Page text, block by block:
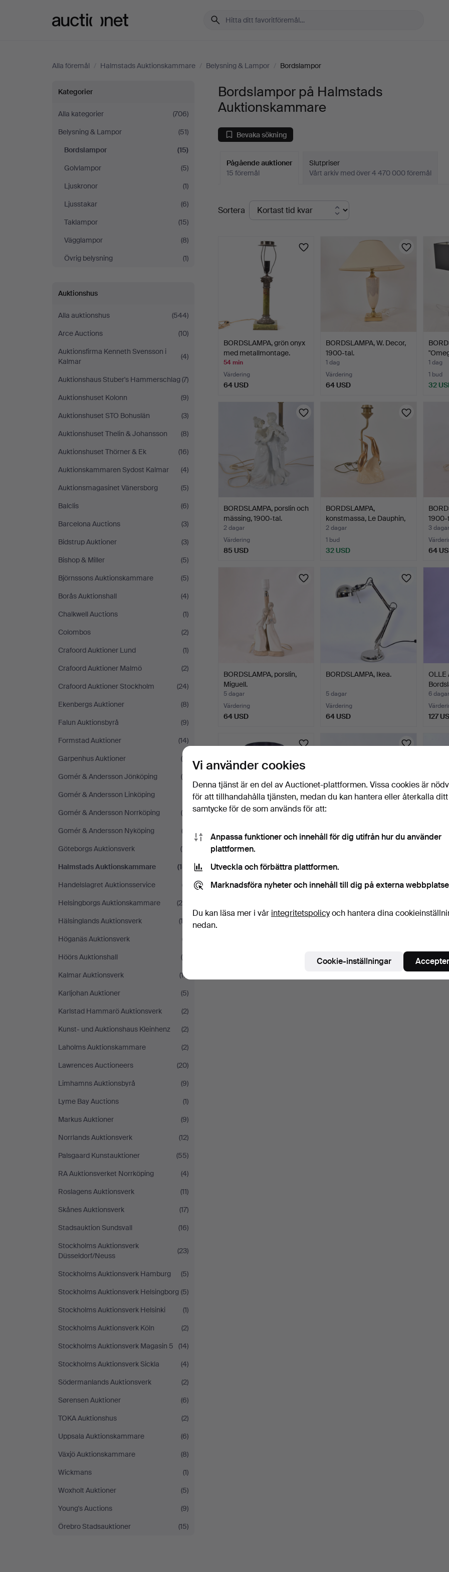
Alla föremål / Halmstads Auktionskammare / Belysning & Lampor / Bordslampor
Bordslampor
på
Halmstads
Auktionskammare
Kategorier
Alla kategorier
(706)
Belysning & Lampor
(51)
Bordslampor
(15)
Golvlampor
(5)
Ljuskronor
(1)
Ljusstakar
(6)
Taklampor
(15)
Vägglampor
(8)
Övrig belysning
(1)
Auktionshus
Alla auktionshus
(544)
Arce Auctions
(10)
Auktionsfirma Kenneth Svensson i
Kalmar
(4)
Auktionshaus Stuber's Hammerschlag(7)
Auktionshuset Kolonn
(9)
Auktionshuset STO Bohuslän
(3)
Auktionshuset Thelin & Johansson
(8)
Auktionshuset Thörner & Ek
(16)
Auktionskammaren Sydost Kalmar
(4)
Auktionsmagasinet Vänersborg
(5)
Balclis
(6)
Barcelona Auctions
(3)
Bidstrup Auktioner
(3)
Bishop & Miller
(5)
Björnssons Auktionskammare
(5)
Borås Auktionshall
(4)
Chalkwell Auctions
(1)
Colombos
(2)
Crafoord Auktioner Lund
(1)
Crafoord Auktioner Malmö
(2)
Crafoord Auktioner Stockholm
(24)
Ekenbergs Auktioner
(8)
Falun Auktionsbyrå
(9)
Formstad Auktioner
(14)
Garpenhus Auktioner
(4)
Gomér & Andersson Jönköping
(4)
Gomér & Andersson Linköping
Gomér & Andersson Norrköping
(5)
Gomér & Andersson Nyköping
(3)
Göteborgs Auktionsverk
(11)
Halmstads Auktionskammare
(15)
Handelslagret Auktionsservice
(7)
Helsingborgs Auktionskammare
(26)
Hälsinglands Auktionsverk
(12)
Höganäs Auktionsverk
(7)
Höörs Auktionshall
(6)
Kalmar Auktionsverk
(17)
Karljohan Auktioner
(5)
Karlstad Hammarö Auktionsverk
(2)
Kunst- und Auktionshaus Kleinhenz
(2)
Laholms Auktionskammare
(2)
Lawrences Auctioneers
(20)
Limhamns Auktionsbyrå
(9)
Lyme Bay Auctions
(1)
Markus Auktioner
(9)
Norrlands Auktionsverk
(12)
Palsgaard Kunstauktioner
(55)
RA Auktionsverket Norrköping
(4)
Roslagens Auktionsverk
(11)
Skånes Auktionsverk
(17)
Stadsauktion Sundsvall
(16)
Stockholms Auktionsverk
Düsseldorf/Neuss
(23)
Stockholms Auktionsverk Hamburg
(5)
Stockholms Auktionsverk Helsingborg (5)
Stockholms Auktionsverk Helsinki
(1)
Stockholms Auktionsverk Köln
(2)
Stockholms Auktionsverk Magasin 5
(14)
Stockholms Auktionsverk Sickla
(4)
Södermanlands Auktionsverk
(2)
Sørensen Auktioner
(6)
TOKA Auktionshus
(2)
Uppsala Auktionskammare
(6)
Växjö Auktionskammare
(8)
Wickmans
(1)
Woxholt Auktioner
(5)
Young's Auctions
(9)
Örebro Stadsauktioner
(15)
Bordslampor på Halmstads
Auktionskammare
Bevaka sökning
Pågående auktioner
15 föremål
Slutpriser
Vårt arkiv med över 4 470 000 föremål
Pågående
auktioner
Sortera
BORDSLAMPA, grön onyx
med metallmontage.
54 min
Värdering
64 USD
BORDSLAMPA, W. Decor,
1900-tal.
1 dag
Värdering
64 USD
1 dag
1 bud
32
BORDSLAMPA, porslin och
mässing, 1900-tal.
2 dagar
Värdering
85 USD
BORDSLAMPA,
konstmassa, Le Dauphin,
Frankr…
2 dagar
1 bud
32 USD
3 dagar
64
BORDSLAMPA, porslin,
Miguell.
5 dagar
Värdering
64 USD
BORDSLAMPA, Ikea.
5 dagar
Värdering
64 USD
OLLE
po…
6 dagar
127
BORDSLAMPA,
svartlackerad metall med
Värdering
64 USD
BORDSLAMPOR, 1-par,
Värdering
148 USD 64
Vi använder cookies
Denna tjänst är en del av Auctionet-plattformen. Vissa cookies är
för att tillhandahålla tjänsten, medan du kan hantera eller återkalla ditt
samtycke för de som används för att:
Anpassa funktioner och innehåll för dig utifrån hur du använder
plattformen.
Utveckla och förbättra plattformen.
Marknadsföra nyheter och innehåll till dig på externa
Du kan läsa mer i vår integritetspolicyoch hantera dina
nedan.
Cookie-inställningar